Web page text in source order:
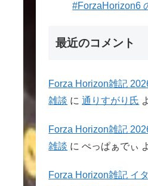
#ForzaHorizon6
最近のコメント
Forza Horizon雑記
雑談 に通りすがり氏
Forza Horizon雑記
雑談 にぺっぱぁでぃ
Forza Horizon雑記 イ